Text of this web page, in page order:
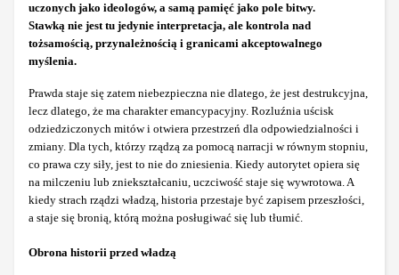
uczonych jako ideologów, a samą pamięć jako pole bitwy.
Stawką nie jest tu jedynie interpretacja, ale kontrola nad
tożsamością, przynależnością i granicami akceptowalnego
myślenia.
Prawda staje się zatem niebezpieczna nie dlatego, że jest destrukcyjna,
lecz dlatego, że ma charakter emancypacyjny. Rozluźnia uścisk
odziedziczonych mitów i otwiera przestrzeń dla odpowiedzialności i
zmiany. Dla tych, którzy rządzą za pomocą narracji w równym stopniu,
co prawa czy siły, jest to nie do zniesienia. Kiedy autorytet opiera się
na milczeniu lub zniekształcaniu, uczciwość staje się wywrotowa. A
kiedy strach rządzi władzą, historia przestaje być zapisem przeszłości,
a staje się bronią, którą można posługiwać się lub tłumić.
Obrona historii przed władzą